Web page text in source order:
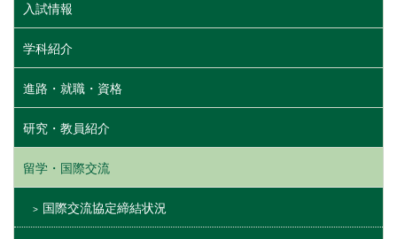
入試情報
学科紹介
進路・就職・資格
研究・教員紹介
留学・国際交流
国際交流協定締結状況